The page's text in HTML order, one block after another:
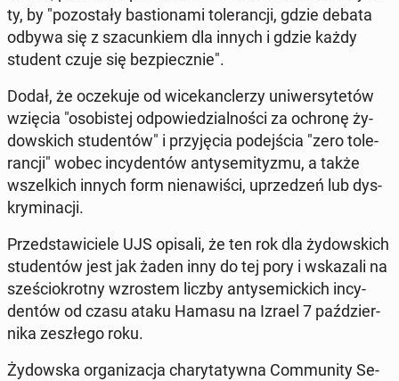
ty, by "po­zo­sta­ły ba­stio­na­mi to­le­ran­cji, gdzie debata
odbywa się z sza­cun­kiem dla innych i gdzie każdy
student czuje się bez­piecz­nie".
Dodał, że ocze­ku­je od wi­ce­kanc­le­rzy uni­wer­sy­te­tów
wzięcia "oso­bi­stej od­po­wie­dzial­no­ści za ochronę ży­
dow­skich stu­den­tów" i przy­ję­cia po­dej­ścia "zero to­le­
ran­cji" wobec in­cy­den­tów an­ty­se­mi­ty­zmu, a także
wszel­kich innych form nie­na­wi­ści, uprze­dzeń lub dys­
kry­mi­na­cji.
Przed­sta­wi­cie­le UJS opisali, że ten rok dla ży­dow­skich
stu­den­tów jest jak żaden inny do tej pory i wska­za­li na
sze­ścio­krot­ny wzro­stem liczby an­ty­se­mic­kich in­cy­
den­tów od czasu ataku Hamasu na Izrael 7 paź­dzier­
ni­ka ze­szłe­go roku.
Ży­dow­ska or­ga­ni­za­cja cha­ry­ta­tyw­na Com­mu­ni­ty Se­